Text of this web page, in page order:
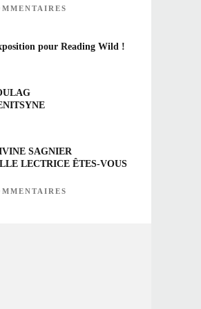
pour Reading Wild !
SAGNIER
LECTRICE ÊTES-VOUS